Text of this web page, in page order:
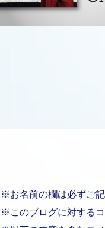
※お名前の欄は必ずご記
※このブログに対する